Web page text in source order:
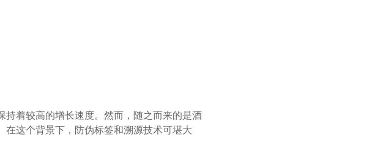
着较高的增长速度。然而，随之而来的是酒
这个背景下，防伪标签和溯源技术可堪大